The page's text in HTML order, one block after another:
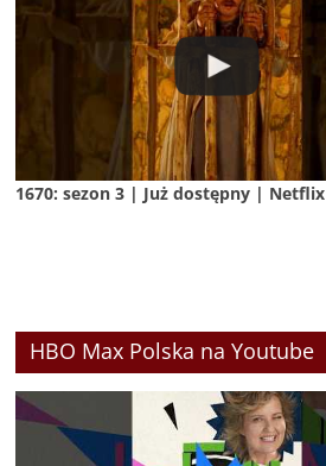
1670: sezon 3 | Już dostępny | Netflix
HBO Max Polska na Youtube